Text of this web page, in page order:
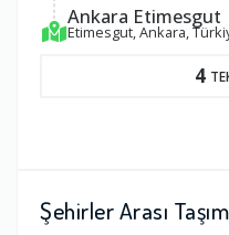
Ankara Etimesgut
Etimesgut, Ankara,
4
Şehirler Arası